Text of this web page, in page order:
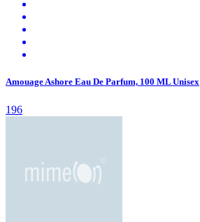
Amouage Ashore Eau De Parfum, 100 ML Unisex
196